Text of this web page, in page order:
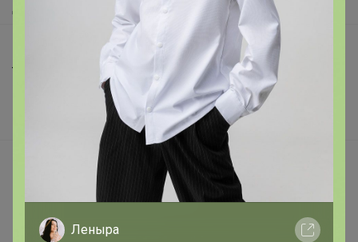
Торговые марки
Подарочные сертификаты
Реклама на сайте
Леныра